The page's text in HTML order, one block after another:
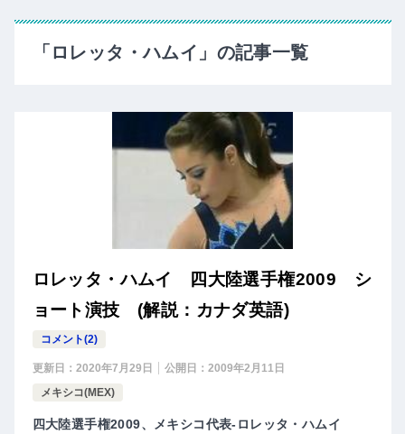
「ロレッタ・ハムイ」の記事一覧
ロレッタ・ハムイ 四大陸選手権2009 シ
ョート演技 (解説：カナダ英語)
コメント(2)
更新日： 2020年7月29日 公開日： 2009年2月11日
メキシコ(MEX)
四大陸選手権2009、メキシコ代表-ロレッタ・ハムイ